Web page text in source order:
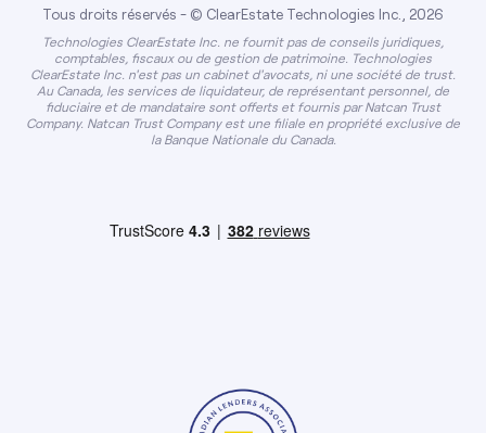
Tous droits réservés - © ClearEstate Technologies Inc., 2026
Technologies ClearEstate Inc. ne fournit pas de conseils juridiques,
comptables, fiscaux ou de gestion de patrimoine. Technologies
ClearEstate Inc. n'est pas un cabinet d'avocats, ni une société de trust.
Au Canada, les services de liquidateur, de représentant personnel, de
fiduciaire et de mandataire sont offerts et fournis par Natcan Trust
Company. Natcan Trust Company est une filiale en propriété exclusive de
la Banque Nationale du Canada.